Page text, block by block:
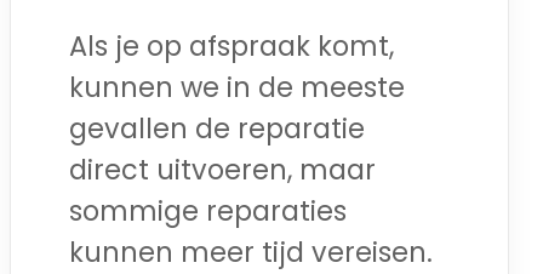
Als je op afspraak komt,
kunnen we in de meeste
gevallen de reparatie
direct uitvoeren, maar
sommige reparaties
kunnen meer tijd vereisen.